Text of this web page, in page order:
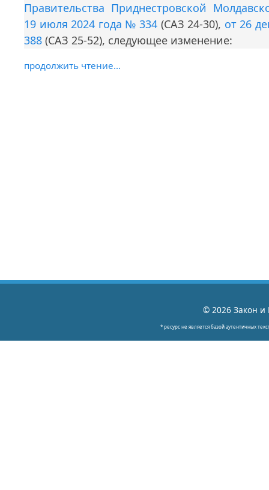
Правительства Приднестровской
19 июля 2024 года № 334 (САЗ 24-30), от 26
388 (САЗ 25-52), следующее изменение:
продолжить чтение...
© 2026 Закон и
* ресурс не является базой аутентичных